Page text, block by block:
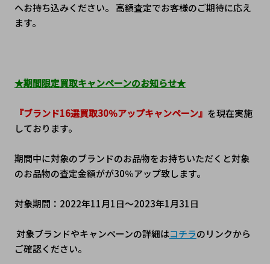
へお持ち込みください。 高額査定でお客様のご期待に応え
ます。
★期間限定買取キャンペーンのお知らせ★
『ブランド16選買取30％アップキャンペーン』 を現在実施
しております。
期間中に対象のブランドのお品物をお持ちいただくと対象
のお品物の査定金額がが30％アップ致します。
対象期間：2022年11月1日～2023年1月31日
対象ブランドやキャンペーンの詳細はコチラのリンクから
ご確認ください。